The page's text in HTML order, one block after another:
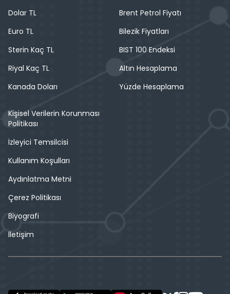
Dolar TL
Euro TL
Sterin Kaç TL
Riyal Kaç TL
Kanada Doları
Brent Petrol Fiyatı
Bilezik Fiyatları
BIST 100 Endeksi
Altın Hesaplama
Yüzde Hesaplama
Kişisel Verilerin Korunması
Politikası
İzleyici Temsilcisi
Kullanım Koşulları
Aydınlatma Metni
Çerez Politikası
Biyografi
İletişim